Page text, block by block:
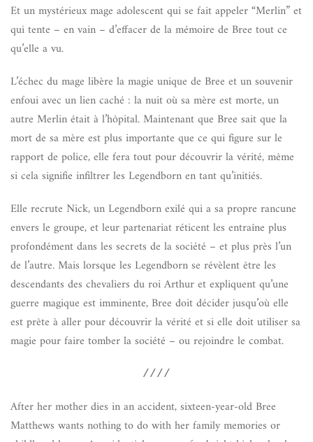
Et un mystérieux mage adolescent qui se fait appeler “Merlin” et
qui tente – en vain – d’effacer de la mémoire de Bree tout ce
qu’elle a vu.
L’échec du mage libère la magie unique de Bree et un souvenir
enfoui avec un lien caché : la nuit où sa mère est morte, un
autre Merlin était à l’hôpital. Maintenant que Bree sait que la
mort de sa mère est plus importante que ce qui figure sur le
rapport de police, elle fera tout pour découvrir la vérité, même
si cela signifie infiltrer les Legendborn en tant qu’initiés.
Elle recrute Nick, un Legendborn exilé qui a sa propre rancune
envers le groupe, et leur partenariat réticent les entraîne plus
profondément dans les secrets de la société – et plus près l’un
de l’autre. Mais lorsque les Legendborn se révèlent être les
descendants des chevaliers du roi Arthur et expliquent qu’une
guerre magique est imminente, Bree doit décider jusqu’où elle
est prête à aller pour découvrir la vérité et si elle doit utiliser sa
magie pour faire tomber la société – ou rejoindre le combat.
////
After her mother dies in an accident, sixteen-year-old Bree
Matthews wants nothing to do with her family memories or